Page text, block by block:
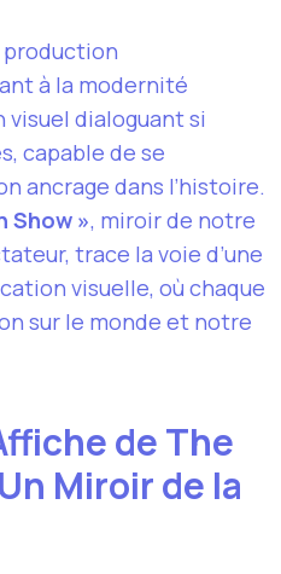
production
à la modernité
visuel dialoguant si
capable de se
ancrage dans l’histoire.
Show », miroir de notre
trace la voie d’une
visuelle, où chaque
sur le monde et notre
de The
Miroir de la